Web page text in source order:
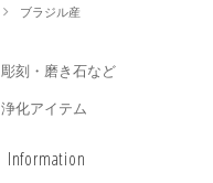
ブラジル産
彫刻・磨き石など
浄化アイテム
Information